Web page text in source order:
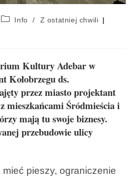
Info /
Z ostatniej chwili
Kultury Adebar w
Kołobrzegu ds.
przez miasto projektant
mieszkańcami Śródmieścia i
mają tu swoje biznesy.
przebudowie ulicy
pieszy, ograniczenie